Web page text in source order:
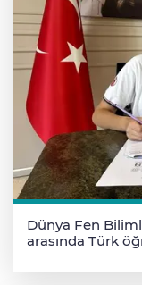
Dünya Fen
arasında Türk